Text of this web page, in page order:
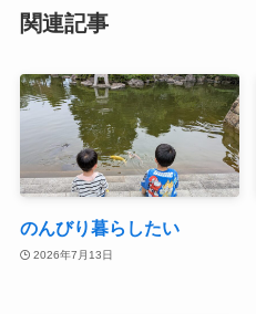
関連記事
のんびり暮らしたい
2026年7月13日